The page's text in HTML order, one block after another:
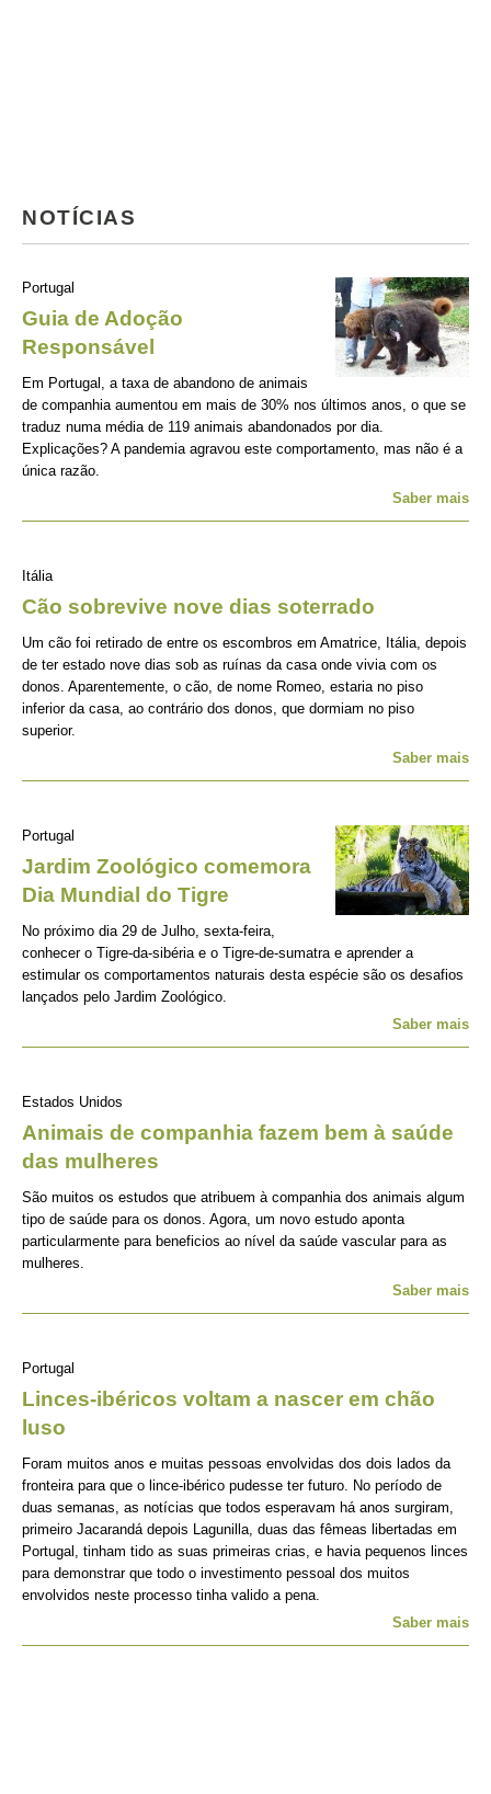
NOTÍCIAS
Portugal
Guia de Adoção
Responsável
Em Portugal, a taxa de abandono de animais
de companhia aumentou em mais de 30% nos últimos anos, o que se
traduz numa média de 119 animais abandonados por dia.
Explicações? A pandemia agravou este comportamento, mas não é a
única razão.
Saber mais
Itália
Cão sobrevive nove dias soterrado
Um cão foi retirado de entre os escombros em Amatrice, Itália, depois
de ter estado nove dias sob as ruínas da casa onde vivia com os
donos. Aparentemente, o cão, de nome Romeo, estaria no piso
inferior da casa, ao contrário dos donos, que dormiam no piso
superior.
Saber mais
Portugal
Jardim Zoológico comemora
Dia Mundial do Tigre
No próximo dia 29 de Julho, sexta-feira,
conhecer o Tigre-da-sibéria e o Tigre-de-sumatra e aprender a
estimular os comportamentos naturais desta espécie são os desafios
lançados pelo Jardim Zoológico.
Saber mais
Estados Unidos
Animais de companhia fazem bem à saúde
das mulheres
São muitos os estudos que atribuem à companhia dos animais algum
tipo de saúde para os donos. Agora, um novo estudo aponta
particularmente para beneficios ao nível da saúde vascular para as
mulheres.
Saber mais
Portugal
Linces-ibéricos voltam a nascer em chão
luso
Foram muitos anos e muitas pessoas envolvidas dos dois lados da
fronteira para que o lince-ibérico pudesse ter futuro. No período de
duas semanas, as notícias que todos esperavam há anos surgiram,
primeiro Jacarandá depois Lagunilla, duas das fêmeas libertadas em
Portugal, tinham tido as suas primeiras crias, e havia pequenos linces
para demonstrar que todo o investimento pessoal dos muitos
envolvidos neste processo tinha valido a pena.
Saber mais